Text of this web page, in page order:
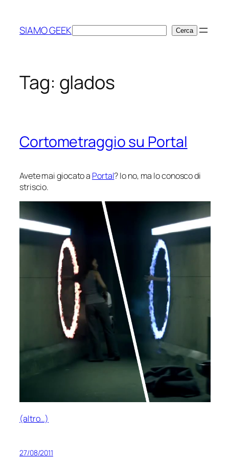
contenuto
SIAMO GEEKCerca Cerca
Tag: glados
Cortometraggio su Portal
Avete mai giocato a Portal? Io no, ma lo conosco di
striscio.
(altro…)
27/08/2011